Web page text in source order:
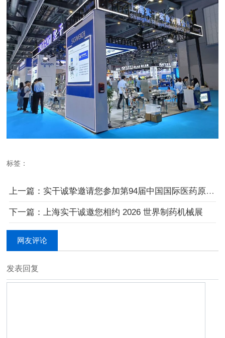
标签：
上一篇：实干诚挚邀请您参加第94届中国国际医药原料药／中间体／包装／设备交易
下一篇：上海实干诚邀您相约 2026 世界制药机械展
网友评论
发表回复